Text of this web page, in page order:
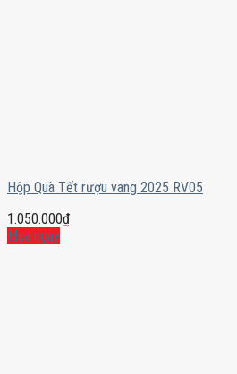
Hộp Quà Tết rượu vang 2025 RV05
1.050.000₫
Mua ngay